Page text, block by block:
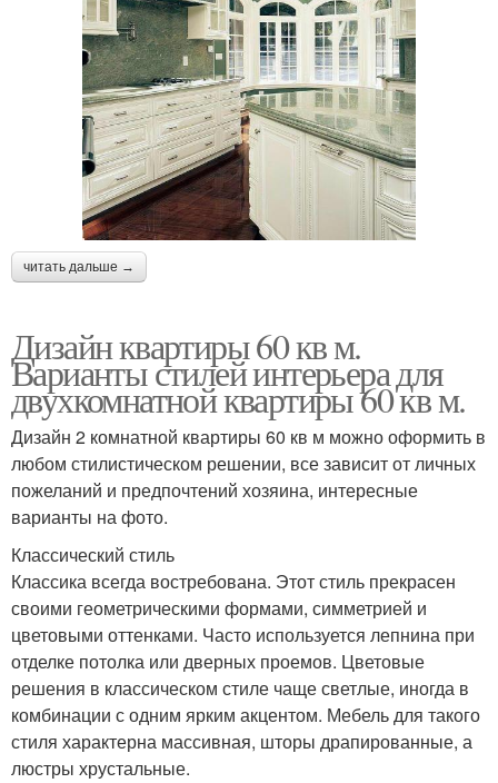
читать дальше →
Дизайн квартиры 60 кв м.
Варианты стилей интерьера для
двухкомнатной квартиры 60 кв м.
Дизайн 2 комнатной квартиры 60 кв м можно оформить в
любом стилистическом решении, все зависит от личных
пожеланий и предпочтений хозяина, интересные
варианты на фото.
Классический стиль
Классика всегда востребована. Этот стиль прекрасен
своими геометрическими формами, симметрией и
цветовыми оттенками. Часто используется лепнина при
отделке потолка или дверных проемов. Цветовые
решения в классическом стиле чаще светлые, иногда в
комбинации с одним ярким акцентом. Мебель для такого
стиля характерна массивная, шторы драпированные, а
люстры хрустальные.